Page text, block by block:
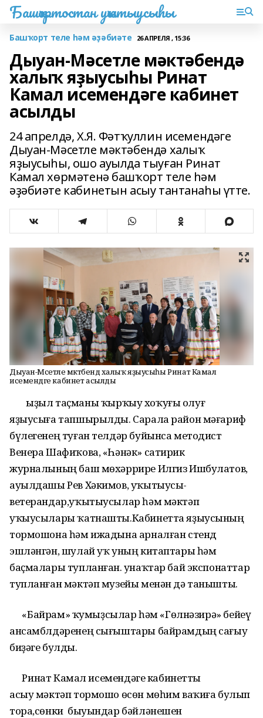
Башҡортостан уҡытыусыһы
Башҡорт теле һәм әҙәбиәте 26 АПРЕЛЯ , 15:36
Дыуан-Мәсетле мәктәбендә
халыҡ яҙыусыһы Ринат
Камал исемендәге кабинет
асылды
24 апрелдә, Х.Я. Фәтҡуллин исемендәге
Дыуан-Мәсетле мәктәбендә халыҡ
яҙыусыһы, ошо ауылда тыуған Ринат
Камал хөрмәтенә башҡорт теле һәм
әҙәбиәте кабинетын асыу тантанаһы үтте.
Дыуан-Мәсетле мәктәбендә халыҡ яҙыусыһы Ринат Камал
исемендәге кабинет асылды
Ҡыҙыл таҫманы ҡырҡыу хоҡуғы олуғ
яҙыусыға тапшырылды. Сарала район мәғариф
бүлегенең туған телдәр буйынса методист
Венера Шафиҡова, «Һәнәк» сатирик
журналының баш мөхәррире Илгиз Ишбулатов,
ауылдашы Рев Хәкимов, уҡытыусы-
ветерандар,уҡытыусылар һәм мәктәп
уҡыусылары ҡатнашты.Кабинетта яҙыусының
тормошона һәм ижадына арналған стенд
эшләнгән, шулай уҡ уның китаптары һәм
баҫмалары тупланған. Ҡунаҡтар бай экспонаттар
тупланған мәктәп музейы менән дә танышты.
«Байрам» ҡумыҙсылар һәм «Гөлнәзирә» бейеү
ансамблдәренең сығыштары байрамдың сағыу
биҙәге булды.
Ринат Камал исемендәге кабинетты
асыу мәктәп тормошо өсөн мөһим ваҡиға булып
тора,сөнки быуындар бәйләнешен